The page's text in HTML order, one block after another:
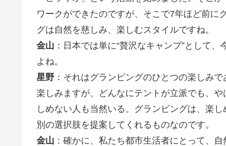
ワークができたのですが、そこで7年ほど前に
グは自然を慈しみ、楽しむスタイルですね。
金山 ：日本では単に“贅沢なキャンプ”として
よね。
星野 ：それはグランピングのひとつの楽しみ
楽しみますが、どんなにテントが立派でも、
しめない人も当然いる。グランピングは、楽
別の選択肢を提案してくれるものなのです。
金山 ：確かに、私たち都市生活者にとって、